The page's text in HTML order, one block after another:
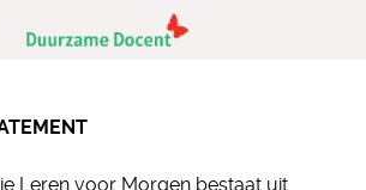
Leren voor Morgen bestaat uit